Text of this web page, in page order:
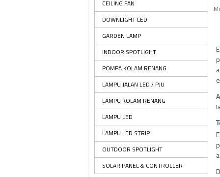
CEILING FAN
DOWNLIGHT LED
GARDEN LAMP
INDOOR SPOTLIGHT
POMPA KOLAM RENANG
LAMPU JALAN LED / PJU
LAMPU KOLAM RENANG
LAMPU LED
LAMPU LED STRIP
OUTDOOR SPOTLIGHT
SOLAR PANEL & CONTROLLER